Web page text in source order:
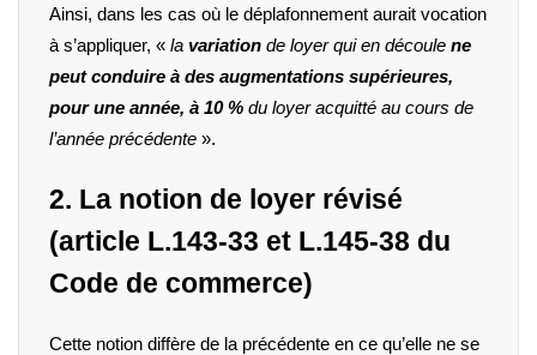
Ainsi, dans les cas où le déplafonnement aurait vocation
à s’appliquer, « la variation de loyer qui en découle ne
peut conduire à des augmentations supérieures,
pour une année, à 10 % du loyer acquitté au cours de
l’année précédente ».
2. La notion de loyer révisé
(article L.143-33 et L.145-38 du
Code de commerce)
Cette notion diffère de la précédente en ce qu’elle ne se